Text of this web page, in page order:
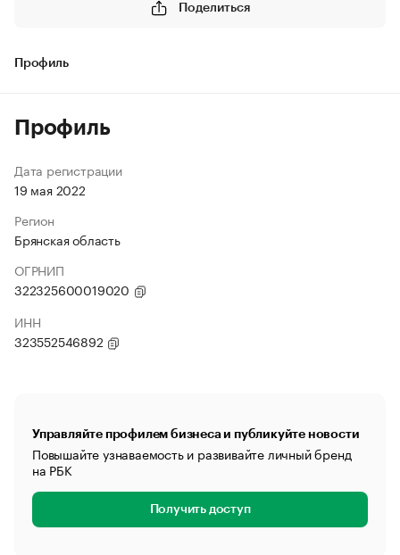
Поделиться
Профиль
Профиль
Дата регистрации
19 мая 2022
Регион
Брянская область
ОГРНИП
322325600019020
ИНН
323552546892
Управляйте профилем бизнеса и публикуйте новости
Повышайте узнаваемость и развивайте личный бренд
на РБК
Получить доступ